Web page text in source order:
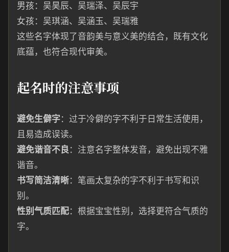
男孩：吴昊辰、吴瑞泽、吴辰宇
女孩：吴琪涵、吴涵玉、吴瑞雅
这些名字体现了音韵美与意义美的结合，既有文化
底蕴，也符合现代审美。
起名时的注意事项
避免生僻字：过于冷僻的字不利于日常生活使用，
且易造成误读。
避免谐音不良：注意名字整体发音，避免出现不雅
谐音。
书写简洁清晰：笔画太复杂的字不利于书写和识
别。
性别气质匹配：根据宝宝性别，选择更符合气质的
字。